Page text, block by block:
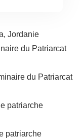
Jordanie
du Patriarcat
du Patriarcat
patriarche
patriarche